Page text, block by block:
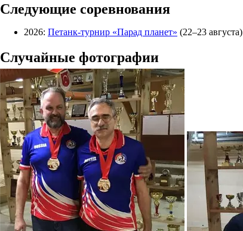
Следующие соревнования
2026: Петанк-турнир «Парад планет» (22–23 августа)
Случайные фотографии